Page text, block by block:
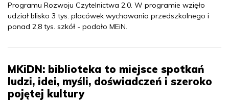
Programu Rozwoju Czytelnictwa 2.0. W programie wzięło
udział blisko 3 tys. placówek wychowania przedszkolnego i
ponad 2,8 tys. szkół - podało MEiN.
MKiDN: biblioteka to miejsce spotkań
ludzi, idei, myśli, doświadczeń i szeroko
pojętej kultury